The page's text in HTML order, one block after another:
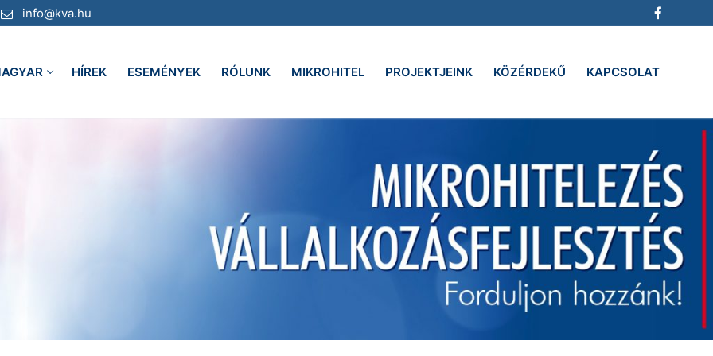
info@kva.hu
HÍREK ESEMÉNYEK RÓLUNK MIKROHITEL PROJEKTJEINK KÖZÉRDEKŰ KAPCSOLAT